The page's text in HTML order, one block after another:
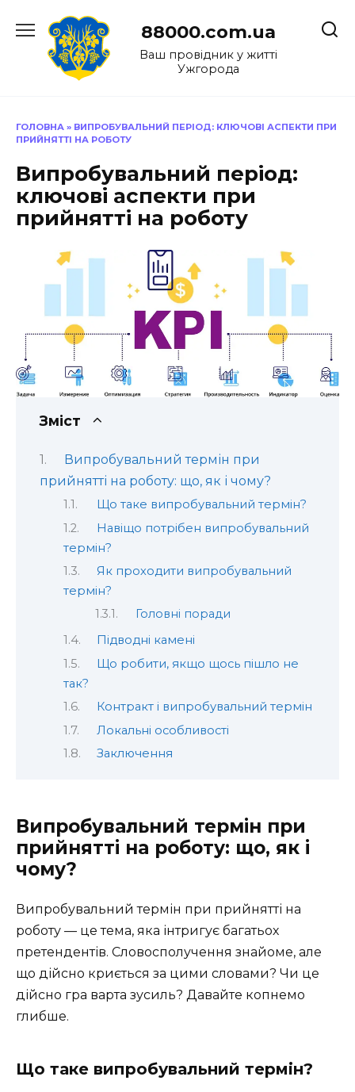
до
88000.com.ua
Ваш провідник у житті
Ужгорода
ГОЛОВНА » ВИПРОБУВАЛЬНИЙ ПЕРІОД: КЛЮЧОВІ АСПЕКТИ ПРИ
ПРИЙНЯТТІ НА РОБОТУ
Випробувальний період:
ключові аспекти при
прийнятті на роботу
Зміст
Випробувальний термін при
прийнятті на роботу: що, як і чому?
Що таке випробувальний термін?
Навіщо потрібен випробувальний
термін?
Як проходити випробувальний
термін?
Головні поради
Підводні камені
Що робити, якщо щось пішло не
так?
Контракт і випробувальний термін
Локальні особливості
Заключення
Випробувальний термін при
прийнятті на роботу: що, як і
чому?
Випробувальний термін при прийнятті на
роботу — це тема, яка інтригує багатьох
претендентів. Словосполучення знайоме, але
що дійсно криється за цими словами? Чи це
дійсно гра варта зусиль? Давайте копнемо
глибше.
Що таке випробувальний термін?